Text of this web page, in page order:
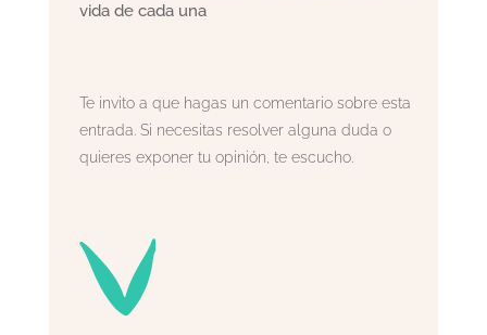
vida de cada una
Te invito a que hagas un comentario sobre esta
entrada. Si necesitas resolver alguna duda o
quieres exponer tu opinión, te escucho.